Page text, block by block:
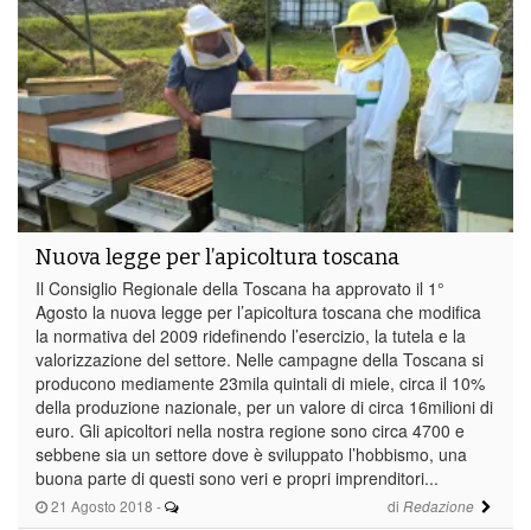
21 Agosto 2018 - di Redazione
Nuova legge per l’apicoltura toscana
Il Consiglio Regionale della Toscana ha approvato il 1°
Agosto la nuova legge per l’apicoltura toscana che modifica
la normativa del 2009 ridefinendo l’esercizio, la tutela e la
valorizzazione del settore. Nelle campagne della Toscana si
producono mediamente 23mila quintali di miele, circa il 10%
della produzione nazionale, per un valore di circa 16milioni di
euro. Gli apicoltori nella nostra regione sono circa 4700 e
sebbene sia un settore dove è sviluppato l’hobbismo, una
buona parte di questi sono veri e propri imprenditori...